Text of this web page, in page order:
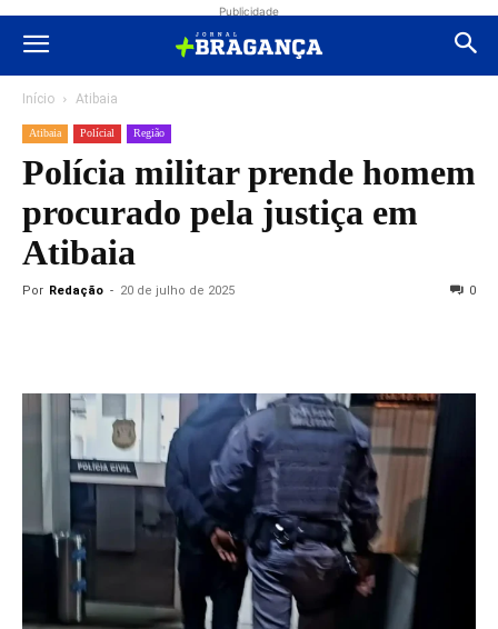
Publicidade
Início Atibaia
Atibaia Polícial Região
Polícia militar prende homem
procurado pela justiça em
Atibaia
Por Redação - 20 de julho de 2025 0